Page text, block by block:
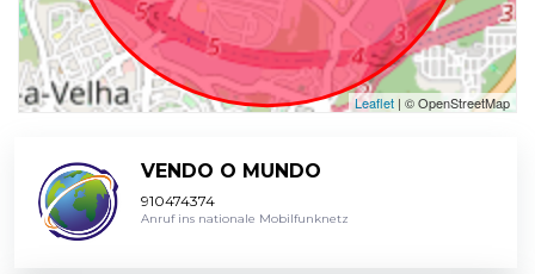
Leaflet | © OpenStreetMap
VENDO O MUNDO
910474374
Anruf ins nationale Mobilfunknetz